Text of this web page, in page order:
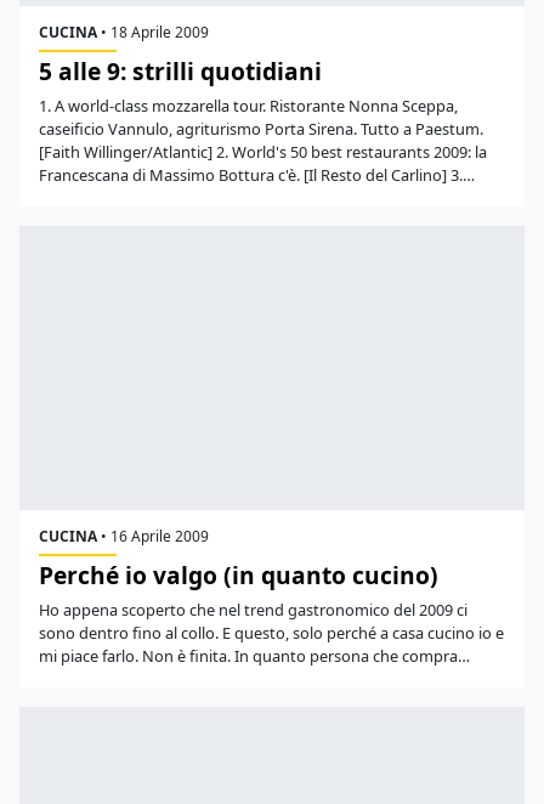
CUCINA• 18 Aprile 2009
5 alle 9: strilli quotidiani
1. A world-class mozzarella tour. Ristorante Nonna Sceppa,
caseificio Vannulo, agriturismo Porta Sirena. Tutto a Paestum.
[Faith Willinger/Atlantic] 2. World's 50 best restaurants 2009: la
Francescana di Massimo Bottura c'è. [Il Resto del Carlino] 3.…
CUCINA• 16 Aprile 2009
Perché io valgo (in quanto cucino)
Ho appena scoperto che nel trend gastronomico del 2009 ci
sono dentro fino al collo. E questo, solo perché a casa cucino io e
mi piace farlo. Non è finita. In quanto persona che compra…